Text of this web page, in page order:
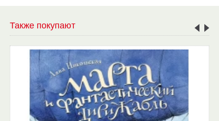
Также покупают